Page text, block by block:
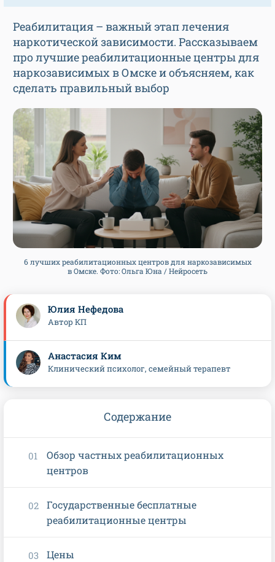
Реабилитация – важный этап лечения
наркотической зависимости. Рассказываем
про лучшие реабилитационные центры для
наркозависимых в Омске и объясняем, как
сделать правильный выбор
6 лучших реабилитационных центров для наркозависимых
в Омске. Фото: Ольга Юна / Нейросеть
Юлия Нефедова
Автор КП
Анастасия Ким
Клинический психолог, семейный терапевт
Содержание
Обзор частных реабилитационных
центров
Государственные бесплатные
реабилитационные центры
Цены